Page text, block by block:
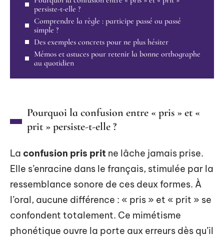
persiste-t-elle ?
Comprendre la règle : participe passé ou passé
simple ?
Des exemples concrets pour ne plus hésiter
Mémos et astuces pour retenir la bonne orthographe
au quotidien
Pourquoi la confusion entre « pris » et «
prit » persiste-t-elle ?
La confusion pris prit ne lâche jamais prise.
Elle s’enracine dans le français, stimulée par la
ressemblance sonore de ces deux formes. À
l’oral, aucune différence : « pris » et « prit » se
confondent totalement. Ce mimétisme
phonétique ouvre la porte aux erreurs dès qu’il